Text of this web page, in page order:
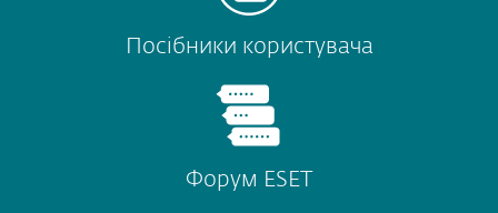
Посібники користувача
Форум ESET